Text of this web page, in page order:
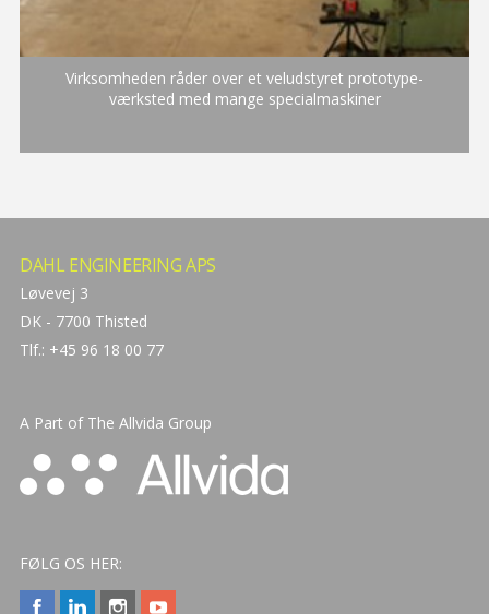
Virksomheden råder over et veludstyret prototype-
værksted med mange specialmaskiner
DAHL ENGINEERING APS
Løvevej 3
DK - 7700 Thisted
Tlf.: +45 96 18 00 77
A Part of The Allvida Group
FØLG OS HER: